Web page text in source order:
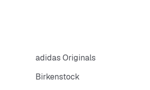
adidas Originals
Birkenstock